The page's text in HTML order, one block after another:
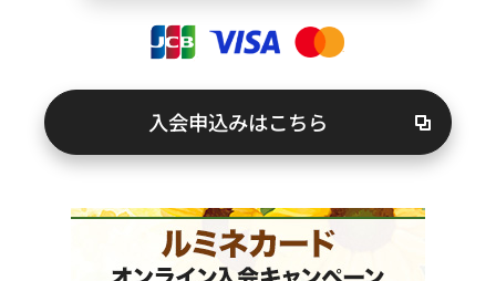
FAQ（よくあるご質問）
紛失・盗難でお困りの方
入会申込みはこちら